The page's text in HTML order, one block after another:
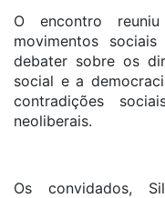
O encontro
movimentos
debater sobre os
social e a
contradições
neoliberais.
Os convidados,